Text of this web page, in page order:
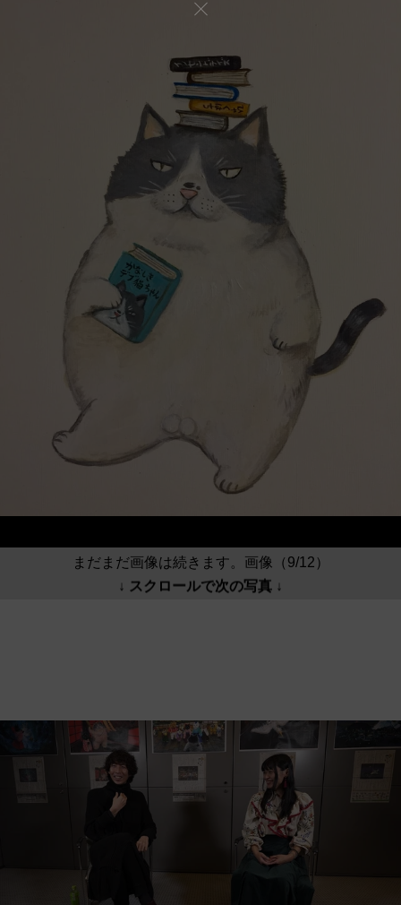
まだまだ画像は続きます。画像（9/12）
↓ スクロールで次の写真 ↓